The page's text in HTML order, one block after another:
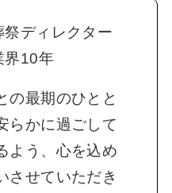
祭ディレクター
界10年
の最期のひとと
らかに過ごして
よう、心を込め
させていただき